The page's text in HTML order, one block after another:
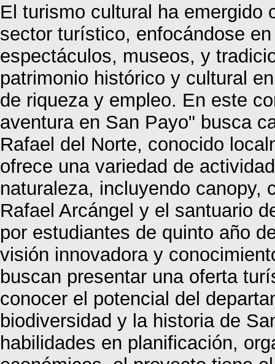
El turismo cultural ha emergido
sector turístico, enfocándose
espectáculos, museos, y
patrimonio histórico y cultural
de riqueza y empleo. En este
aventura en San Payo" busca
Rafael del Norte, conocido
ofrece una variedad de
naturaleza, incluyendo canopy,
Rafael Arcángel y el santuario
por estudiantes de quinto año
visión innovadora y
buscan presentar una oferta
conocer el potencial del
biodiversidad y la historia de
habilidades en planificación,